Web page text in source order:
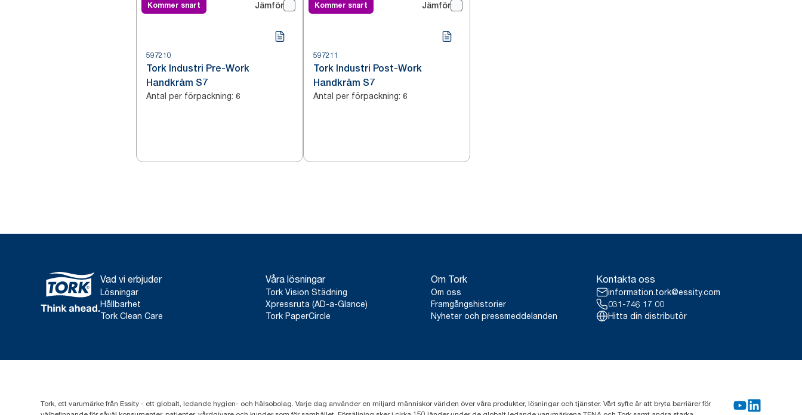
Kommer snart Jämför
597210
Tork Industri Pre-Work
Handkräm S7
Antal per förpackning: 6
Kommer snart Jämför
597211
Tork Industri Post-Work
Handkräm S7
Antal per förpackning: 6
Vad vi erbjuder
Lösningar
Hållbarhet
Tork Clean Care
Våra lösningar
Tork Vision Städning
Xpressruta (AD-a-Glance)
Tork PaperCircle
Om Tork
Om oss
Framgångshistorier
Nyheter och pressmeddelanden
Kontakta oss
information.tork@essity.com
031-746 17 00
Hitta din distributör
Tork, ett varumärke från Essity - ett globalt, ledande hygien- och hälsobolag. Varje dag använder en miljard människor världen över våra produkter, lösningar och tjänster. Vårt syfte är att bryta barriärer för